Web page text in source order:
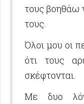
τους βοηθάω
τους.
Όλοι μου οι
ότι τους
σκέφτονται.
Με δυο